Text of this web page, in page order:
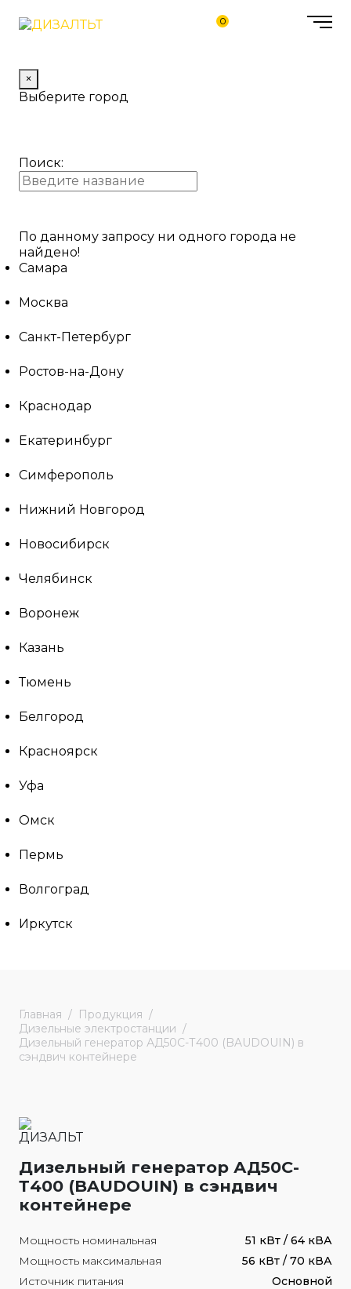
0
×
Выберите город
Поиск:
По данному запросу ни одного города не
найдено!
Самара
Москва
Санкт-Петербург
Ростов-на-Дону
Краснодар
Екатеринбург
Симферополь
Нижний Новгород
Новосибирск
Челябинск
Воронеж
Казань
Тюмень
Белгород
Красноярск
Уфа
Омск
Пермь
Волгоград
Иркутск
Главная
Продукция
Дизельные электростанции
Дизельный генератор АД50С-Т400 (BAUDOUIN) в
сэндвич контейнере
Дизельный генератор АД50С-
Т400 (BAUDOUIN) в сэндвич
контейнере
Мощность номинальная
51 кВт / 64 кВА
Мощность максимальная
56 кВт / 70 кВА
Источник питания
Основной